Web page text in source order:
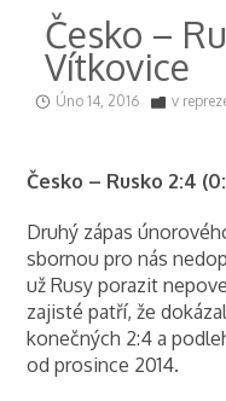
Česko –
Vítkovice
Úno 14, 2016 v
Česko – Rusko 2:4
Druhý zápas
sbornou pro nás
už Rusy porazit
zajisté patří, že
konečných 2:4 a
od prosince 2014.